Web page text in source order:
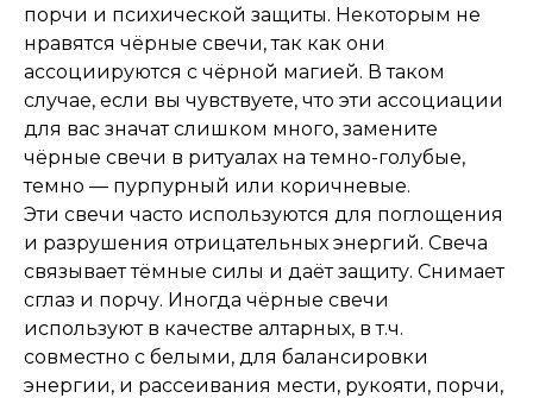
порчи и психической защиты. Некоторым не
нравятся чёрные свечи, так как они
ассоциируются с чёрной магией. В таком
случае, если вы чувствуете, что эти ассоциации
для вас значат слишком много, замените
чёрные свечи в ритуалах на темно-голубые,
темно — пурпурный или коричневые.
Эти свечи часто используются для поглощения
и разрушения отрицательных энергий. Свеча
связывает тёмные силы и даёт защиту. Снимает
сглаз и порчу. Иногда чёрные свечи
используют в качестве алтарных, в т.ч.
совместно с белыми, для балансировки
энергии, и рассеивания мести, рукояти, порчи,